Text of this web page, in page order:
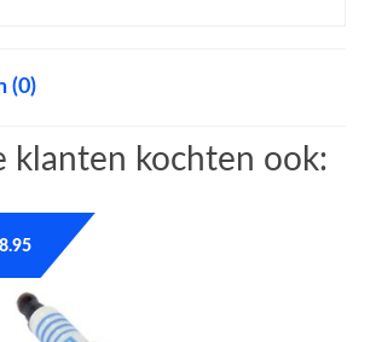
(0)
klanten kochten ook: